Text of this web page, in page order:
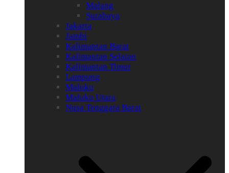
Malang
Surabaya
Jakarta
Jambi
Kalimantan Barat
Kalimantan Selatan
Kalimantan Timur
Lampung
Maluku
Maluku Utara
Nusa Tenggara Barat